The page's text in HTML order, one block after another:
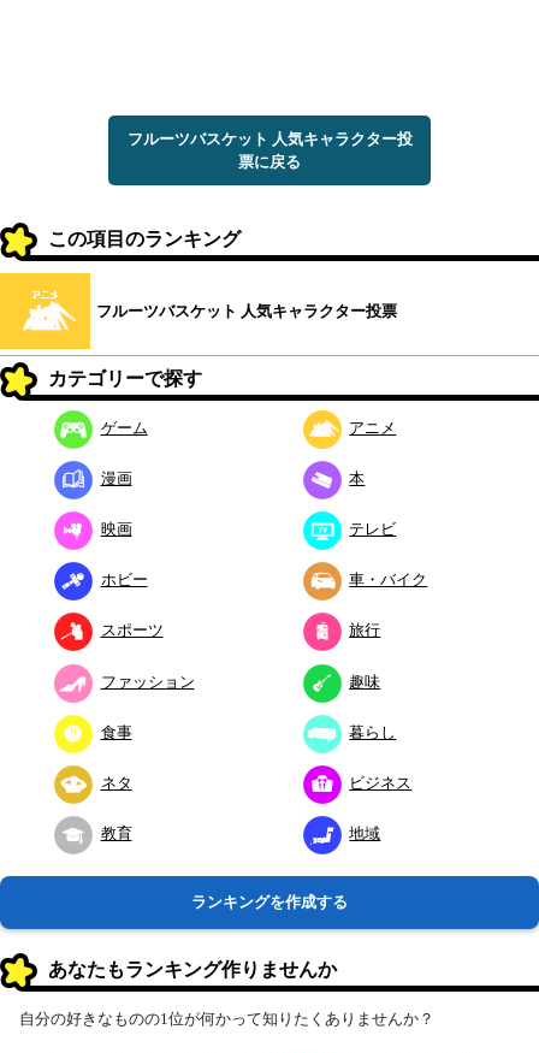
フルーツバスケット 人気キャラクター投
票に戻る
この項目のランキング
フルーツバスケット 人気キャラクター投票
カテゴリーで探す
ゲーム アニメ
漫画 本
映画 テレビ
ホビー 車・バイク
スポーツ 旅行
ファッション 趣味
食事 暮らし
ネタ ビジネス
教育 地域
ランキングを作成する
あなたもランキング作りませんか
自分の好きなものの1位が何かって知りたくありませんか？